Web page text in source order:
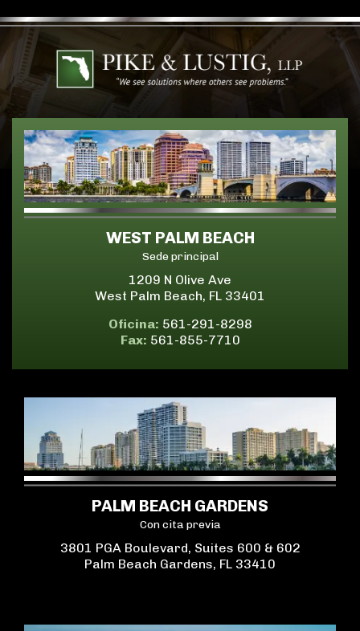
WEST PALM BEACH
Sede principal
1209 N Olive Ave
West Palm Beach, FL 33401
Oficina: 561-291-8298
Fax: 561-855-7710
PALM BEACH GARDENS
Con cita previa
3801 PGA Boulevard, Suites 600 & 602
Palm Beach Gardens, FL 33410